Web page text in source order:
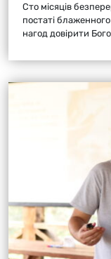
Сто місяців
постаті
нагод довірити